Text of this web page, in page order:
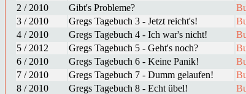
2 / 2010
Gibt's Probleme?
3 / 2010
Gregs Tagebuch 3 - Jetzt reicht's!
4 / 2010
Gregs Tagebuch 4 - Ich war's nicht!
5 / 2012
Gregs Tagebuch 5 - Geht's noch?
6 / 2010
Gregs Tagebuch 6 - Keine Panik!
7 / 2010
Gregs Tagebuch 7 - Dumm gelaufen!
8 / 2010
Gregs Tagebuch 8 - Echt übel!